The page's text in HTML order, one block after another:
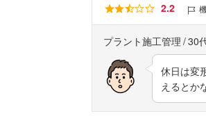
2.2
プラント施工管理 30
休日は変
えるとか